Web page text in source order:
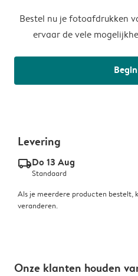
Bestel nu je fotoafdrukken
ervaar de vele
Levering
delivery_standard_v2Do 13 Aug
Standaard
Als je meerdere producten bestelt,
veranderen.
Onze klanten houden